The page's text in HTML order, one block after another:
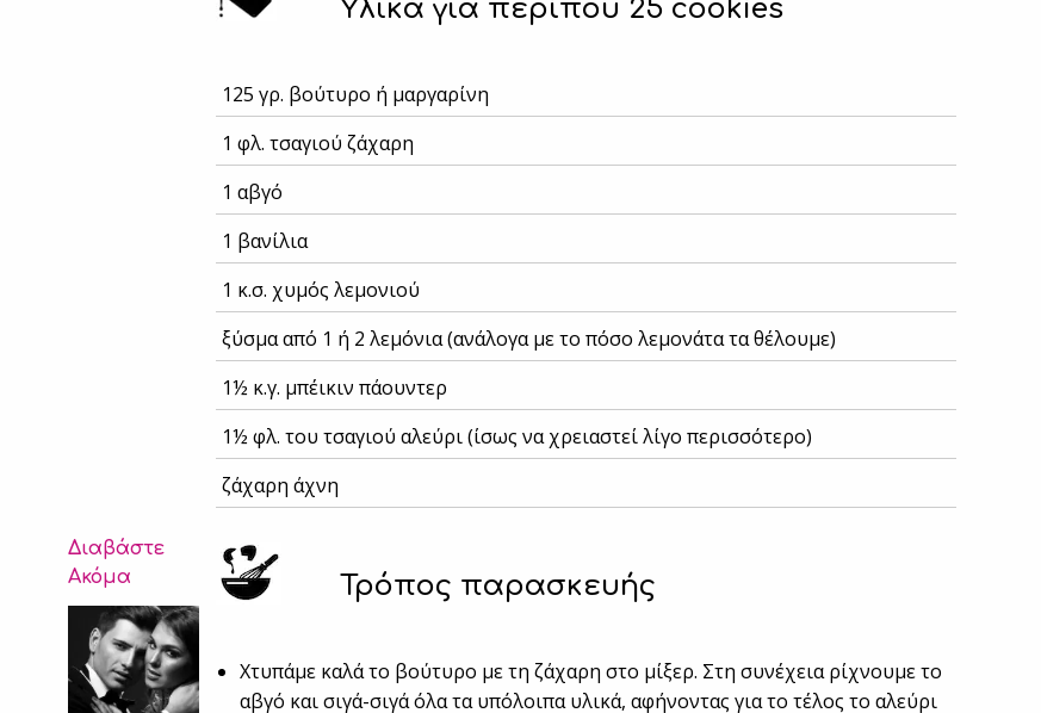
Διαβάστε
Ακόμα
Υλικά για περίπου 25 cookies
125 γρ. βούτυρο ή μαργαρίνη
1 φλ. τσαγιού ζάχαρη
1 αβγό
1 βανίλια
1 κ.σ. χυμός λεμονιού
ξύσμα από 1 ή 2 λεμόνια (ανάλογα με το πόσο λεμονάτα τα θέλουμε)
1½ κ.γ. μπέικιν πάουντερ
1½ φλ. του τσαγιού αλεύρι (ίσως να χρειαστεί λίγο περισσότερο)
ζάχαρη άχνη
Τρόπος παρασκευής
Χτυπάμε καλά το βούτυρο με τη ζάχαρη στο μίξερ. Στη συνέχεια ρίχνουμε το
αβγό και σιγά-σιγά όλα τα υπόλοιπα υλικά, αφήνοντας για το τέλος το αλεύρι